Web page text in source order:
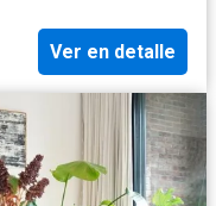
Ver en detalle